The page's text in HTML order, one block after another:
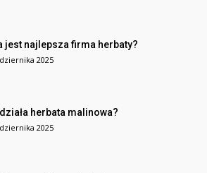
jest najlepsza firma herbaty?
2025
herbata malinowa?
2025